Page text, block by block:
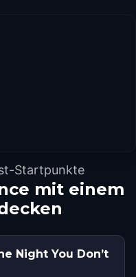
Startpunkte
mit einem
Night You Don’t